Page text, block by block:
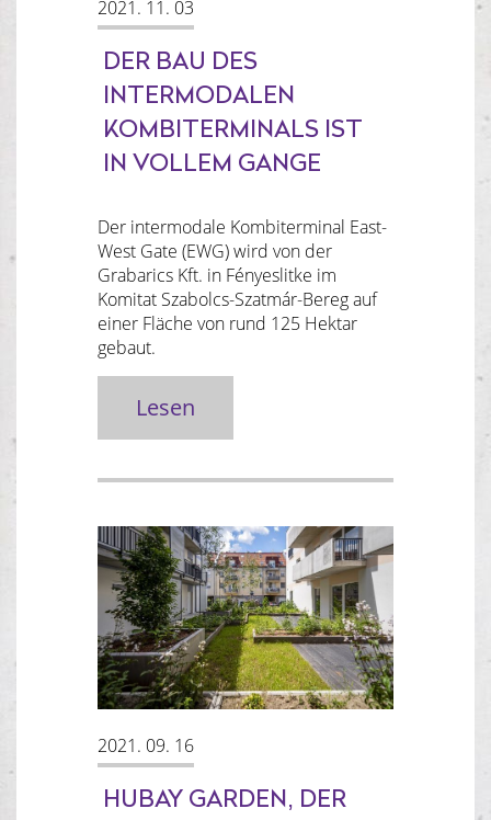
2021. 11. 03
DER BAU DES
INTERMODALEN
KOMBITERMINALS IST
IN VOLLEM GANGE
Der intermodale Kombiterminal East-
West Gate (EWG) wird von der
Grabarics Kft. in Fényeslitke im
Komitat Szabolcs-Szatmár-Bereg auf
einer Fläche von rund 125 Hektar
gebaut.
Lesen
2021. 09. 16
HUBAY GARDEN, DER